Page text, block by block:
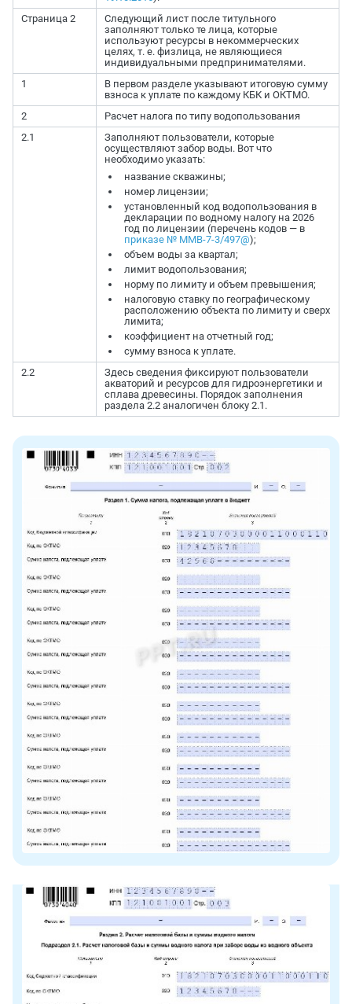
Страница 2
Следующий лист после титульного
заполняют только те лица, которые
используют ресурсы в некоммерческих
целях, т. е. физлица, не являющиеся
индивидуальными предпринимателями.
1
В первом разделе указывают итоговую сумму
взноса к уплате по каждому КБК и ОКТМО.
2
Расчет налога по типу водопользования
2.1
Заполняют пользователи, которые
осуществляют забор воды. Вот что
необходимо указать:
название скважины;
номер лицензии;
установленный код водопользования в
декларации по водному налогу на 2026
год по лицензии (перечень кодов — в
приказе № ММВ-7-3/497@);
объем воды за квартал;
лимит водопользования;
норму по лимиту и объем превышения;
налоговую ставку по географическому
расположению объекта по лимиту и сверх
лимита;
коэффициент на отчетный год;
сумму взноса к уплате.
2.2
Здесь сведения фиксируют пользователи
акваторий и ресурсов для гидроэнергетики и
сплава древесины. Порядок заполнения
раздела 2.2 аналогичен блоку 2.1.